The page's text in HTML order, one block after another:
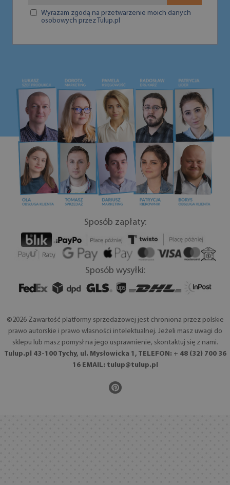
Wyrażam zgodą na przetwarzenie moich danych
osobowych przez Tulup.pl
Sposób zapłaty:
Sposób wysyłki:
©2026 Zawartość platformy sprzedażowej jest chroniona przez polskie
prawo autorskie i prawo własności intelektualnej. Jeżeli masz uwagi do
sklepu lub masz pomysł na jego usprawnienie, skontaktuj się z nami.
Tulup.pl 43-100 Tychy, ul. Mysłowicka 1, TELEFON: + 48 (32) 700 36
16 EMAIL: tulup@tulup.pl